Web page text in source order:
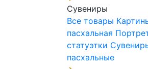
Сувениры
Все товары
пасхальная
статуэтки
пасхальные